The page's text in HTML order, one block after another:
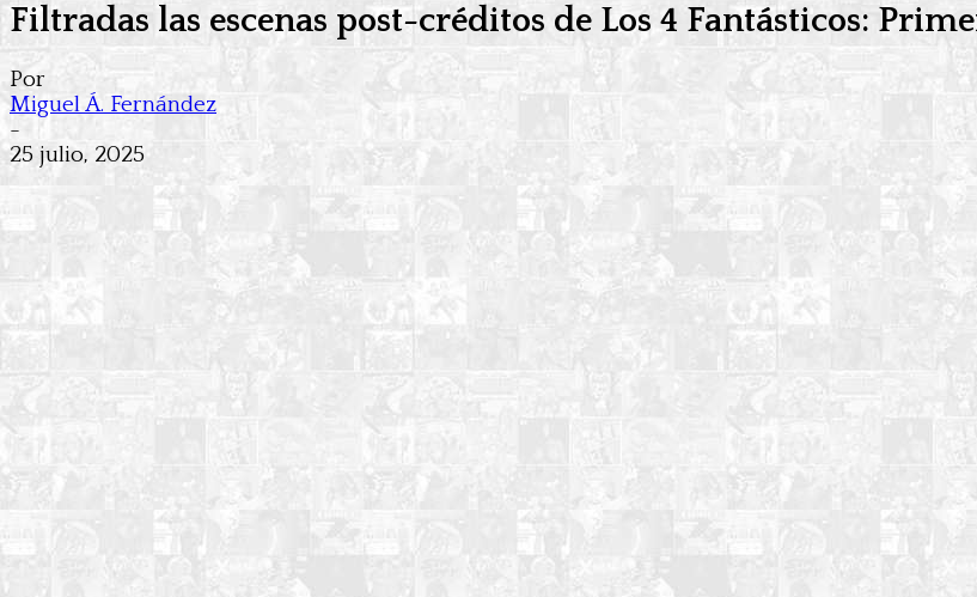
Filtradas las escenas post-créditos de Los 4 Fantásticos:
Por
Miguel Á. Fernández
-
25 julio, 2025